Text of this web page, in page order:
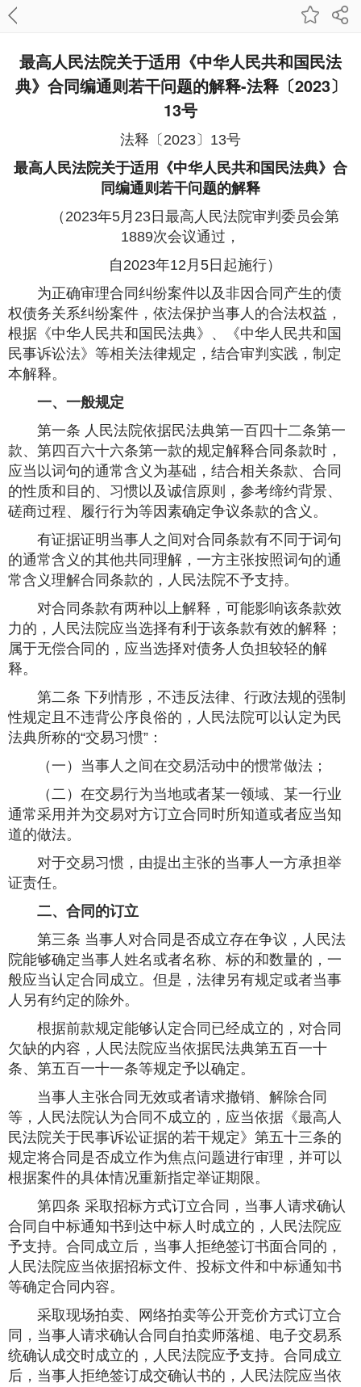
最高人民法院关于适用《中华人民共和国民法
典》合同编通则若干问题的解释-法释〔2023〕
13号
法释〔2023〕13号
最高人民法院关于适用 《中华人民共和国民法典》 合
同编通则若干问题的解释
（2023年5月23日最高人民法院审判委员会第
1889次会议通过，
自2023年12月5日起施行）
为正确审理合同纠纷案件以及非因合同产生的债
权债务关系纠纷案件，依法保护当事人的合法权益，
根据《中华人民共和国民法典》、《中华人民共和国
民事诉讼法》等相关法律规定，结合审判实践，制定
本解释。
一、一般规定
第一条 人民法院依据民法典第一百四十二条第一
款、第四百六十六条第一款的规定解释合同条款时，
应当以词句的通常含义为基础，结合相关条款、合同
的性质和目的、习惯以及诚信原则，参考缔约背景、
磋商过程、履行行为等因素确定争议条款的含义。
有证据证明当事人之间对合同条款有不同于词句
的通常含义的其他共同理解，一方主张按照词句的通
常含义理解合同条款的，人民法院不予支持。
对合同条款有两种以上解释，可能影响该条款效
力的，人民法院应当选择有利于该条款有效的解释；
属于无偿合同的，应当选择对债务人负担较轻的解
释。
第二条 下列情形，不违反法律、行政法规的强制
性规定且不违背公序良俗的，人民法院可以认定为民
法典所称的“交易习惯”：
（一）当事人之间在交易活动中的惯常做法；
（二）在交易行为当地或者某一领域、某一行业
通常采用并为交易对方订立合同时所知道或者应当知
道的做法。
对于交易习惯，由提出主张的当事人一方承担举
证责任。
二、合同的订立
第三条 当事人对合同是否成立存在争议，人民法
院能够确定当事人姓名或者名称、标的和数量的，一
般应当认定合同成立。但是，法律另有规定或者当事
人另有约定的除外。
根据前款规定能够认定合同已经成立的，对合同
欠缺的内容，人民法院应当依据民法典第五百一十
条、第五百一十一条等规定予以确定。
当事人主张合同无效或者请求撤销、解除合同
等，人民法院认为合同不成立的，应当依据《最高人
民法院关于民事诉讼证据的若干规定》第五十三条的
规定将合同是否成立作为焦点问题进行审理，并可以
根据案件的具体情况重新指定举证期限。
第四条 采取招标方式订立合同，当事人请求确认
合同自中标通知书到达中标人时成立的，人民法院应
予支持。合同成立后，当事人拒绝签订书面合同的，
人民法院应当依据招标文件、投标文件和中标通知书
等确定合同内容。
采取现场拍卖、网络拍卖等公开竞价方式订立合
同，当事人请求确认合同自拍卖师落槌、电子交易系
统确认成交时成立的，人民法院应予支持。合同成立
后，当事人拒绝签订成交确认书的，人民法院应当依